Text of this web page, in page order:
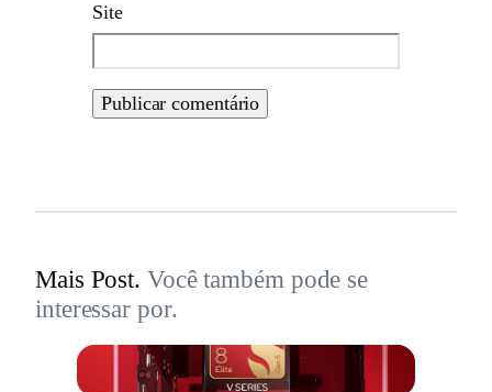
Site
Mais Post. Você também pode se
interessar por.